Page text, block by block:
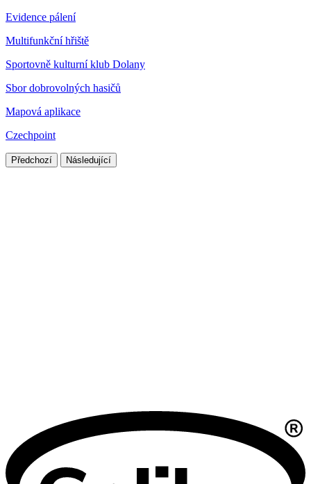
Evidence pálení
Multifunkční hřiště
Sportovně kulturní klub Dolany
Sbor dobrovolných hasičů
Mapová aplikace
Czechpoint
Předchozí Následující